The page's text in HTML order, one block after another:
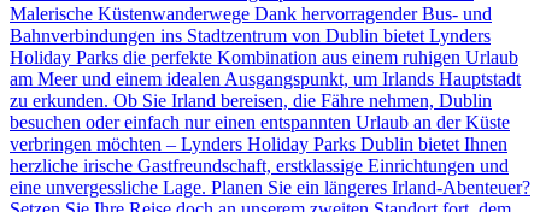
Malerische Küstenwanderwege Dank hervorragender Bus- und
Bahnverbindungen ins Stadtzentrum von Dublin bietet Lynders
Holiday Parks die perfekte Kombination aus einem ruhigen Urlaub
am Meer und einem idealen Ausgangspunkt, um Irlands Hauptstadt
zu erkunden. Ob Sie Irland bereisen, die Fähre nehmen, Dublin
besuchen oder einfach nur einen entspannten Urlaub an der Küste
verbringen möchten – Lynders Holiday Parks Dublin bietet Ihnen
herzliche irische Gastfreundschaft, erstklassige Einrichtungen und
eine unvergessliche Lage. Planen Sie ein längeres Irland-Abenteuer?